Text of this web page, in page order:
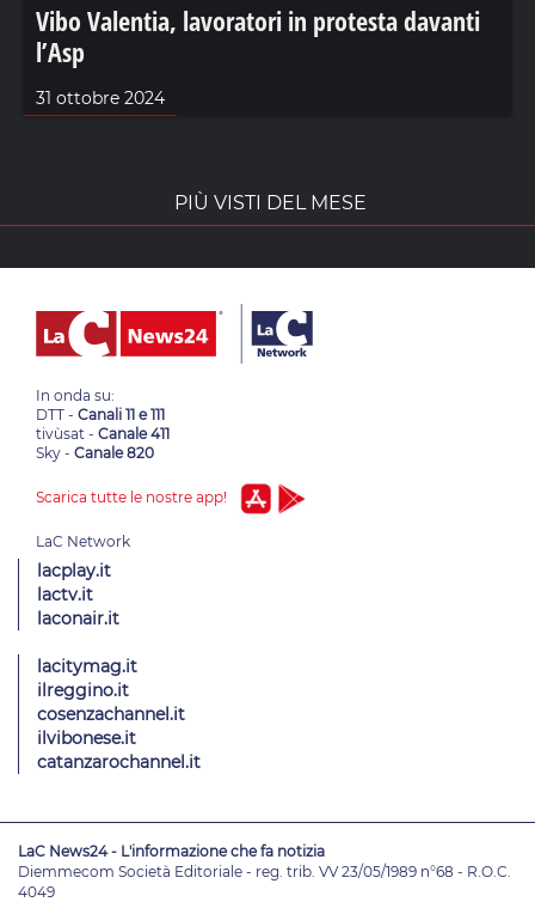
Vibo Valentia, lavoratori in protesta davanti
l’Asp
31 ottobre 2024
PIÙ VISTI DEL MESE
In onda su:
DTT - Canali 11 e 111
tivùsat - Canale 411
Sky - Canale 820
Scarica tutte le nostre app!
lacplay.it
lactv.it
laconair.it
lacitymag.it
ilreggino.it
cosenzachannel.it
ilvibonese.it
catanzarochannel.it
LaC News24 - L'informazione che fa notizia
Diemmecom Società Editoriale - reg. trib. VV 23/05/1989 n°68 - R.O.C.
4049